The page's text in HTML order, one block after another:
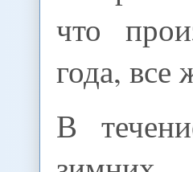
что
года, все
В